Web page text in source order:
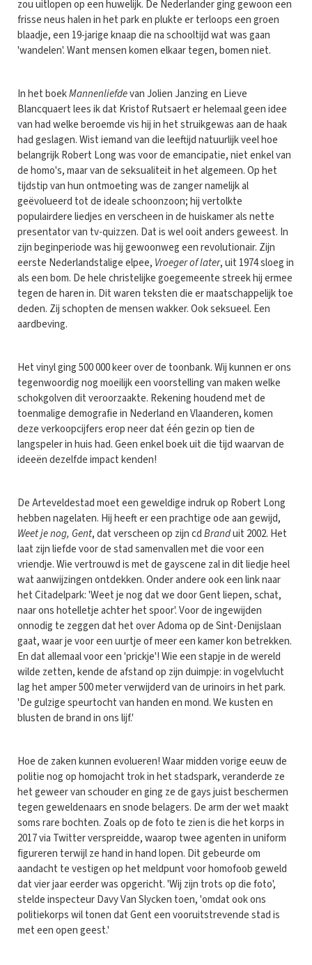
zou uitlopen op een huwelijk. De Nederlander ging gewoon een
frisse neus halen in het park en plukte er terloops een groen
blaadje, een 19-jarige knaap die na schooltijd wat was gaan
'wandelen'. Want mensen komen elkaar tegen, bomen niet.
In het boekMannenliefdevan Jolien Janzing en Lieve
Blancquaert lees ik dat Kristof Rutsaert er helemaal geen idee
van had welke beroemde vis hij in het struikgewas aan de haak
had geslagen. Wist iemand van die leeftijd natuurlijk veel hoe
belangrijk Robert Long was voor de emancipatie, niet enkel van
de homo's, maar van de seksualiteit in het algemeen. Op het
tijdstip van hun ontmoeting was de zanger namelijk al
geëvolueerd tot de ideale schoonzoon; hij vertolkte
populairdere liedjes en verscheen in de huiskamer als nette
presentator van tv-quizzen. Dat is wel ooit anders geweest. In
zijn beginperiode was hij gewoonweg een revolutionair. Zijn
eerste Nederlandstalige elpee, Vroeger of later, uit 1974 sloeg in
als een bom. De hele christelijke goegemeente streek hij ermee
tegen de haren in. Dit waren teksten die er maatschappelijk toe
deden. Zij schopten de mensen wakker. Ook seksueel. Een
aardbeving.
Het vinyl ging 500 000 keer over de toonbank. Wij kunnen er ons
tegenwoordig nog moeilijk een voorstelling van maken welke
schokgolven dit veroorzaakte. Rekening houdend met de
toenmalige demografie in Nederland en Vlaanderen, komen
deze verkoopcijfers erop neer dat één gezin op tien de
langspeler in huis had. Geen enkel boek uit die tijd waarvan de
ideeën dezelfde impact kenden!
De Arteveldestad moet een geweldige indruk op Robert Long
hebben nagelaten. Hij heeft er een prachtige ode aan gewijd,
Weet je nog, Gent, dat verscheen op zijn cdBranduit 2002. Het
laat zijn liefde voor de stad samenvallen met die voor een
vriendje. Wie vertrouwd is met de gayscene zal in dit liedje heel
wat aanwijzingen ontdekken. Onder andere ook een link naar
het Citadelpark: 'Weet je nog dat we door Gent liepen, schat,
naar ons hotelletje achter het spoor'. Voor de ingewijden
onnodig te zeggen dat het over Adoma op de Sint-Denijslaan
gaat, waar je voor een uurtje of meer een kamer kon betrekken.
En dat allemaal voor een 'prickje'! Wie een stapje in de wereld
wilde zetten, kende de afstand op zijn duimpje: in vogelvlucht
lag het amper 500 meter verwijderd van de urinoirs in het park.
'De gulzige speurtocht van handen en mond. We kusten en
blusten de brand in ons lijf.'
Hoe de zaken kunnen evolueren! Waar midden vorige eeuw de
politie nog op homojacht trok in het stadspark, veranderde ze
het geweer van schouder en ging ze de gays juist beschermen
tegen geweldenaars en snode belagers. De arm der wet maakt
soms rare bochten. Zoals op de foto te zien is die het korps in
2017 via Twitter verspreidde, waarop twee agenten in uniform
figureren terwijl ze hand in hand lopen. Dit gebeurde om
aandacht te vestigen op het meldpunt voor homofoob geweld
dat vier jaar eerder was opgericht. 'Wij zijn trots op die foto',
stelde inspecteur Davy Van Slycken toen, 'omdat ook ons
politiekorps wil tonen dat Gent een vooruitstrevende stad is
met een open geest.'